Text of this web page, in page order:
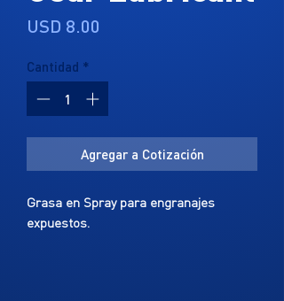
USD 8.00
Cantidad *
Agregar a Cotización
Grasa en Spray para engranajes
expuestos.